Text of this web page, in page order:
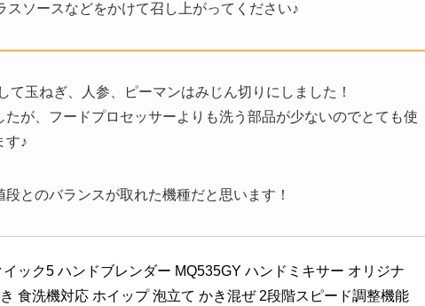
ソースなどをかけて召し上がってください♪
玉ねぎ、人参、ピーマンはみじん切りにしました！
が、フードプロセッサーよりも洗う部品が少ないのでとても使
す♪
とのバランスが取れた機種だと思います！
ック5 ハンドブレンダー MQ535GY ハンドミキサー オリジナ
食洗機対応 ホイップ 泡立て かき混ぜ 2段階スピード調整機能